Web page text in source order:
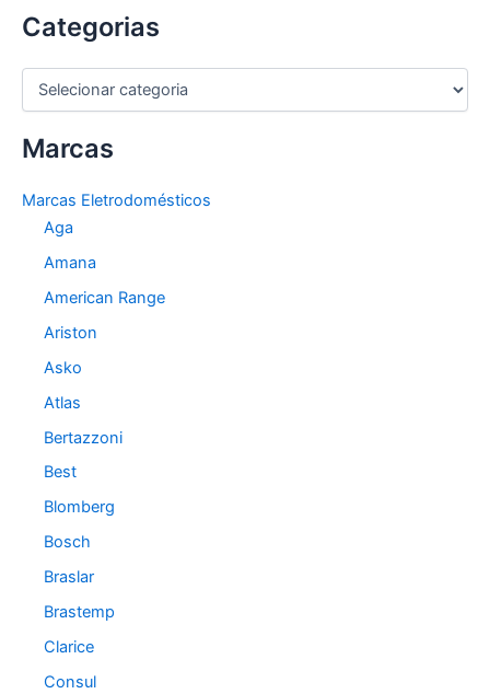
Categorias
C
e
r
Marcas
Marcas Eletrodomésticos
Aga
Amana
American Range
Ariston
Asko
Atlas
Bertazzoni
Best
Blomberg
Bosch
Braslar
Brastemp
Clarice
Consul